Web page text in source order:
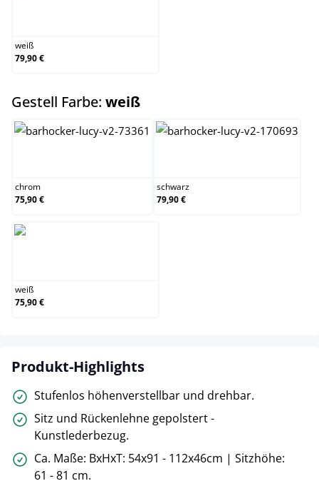
weiß
79,90 €
Gestell Farbe: weißauswählen
chrom
75,90 €
schwarz
79,90 €
weiß
75,90 €
Produkt-Highlights
Stufenlos höhenverstellbar und drehbar.
Sitz und Rückenlehne gepolstert -
Kunstlederbezug.
Ca. Maße: BxHxT: 54x91 - 112x46cm | Sitzhöhe:
61 - 81 cm.